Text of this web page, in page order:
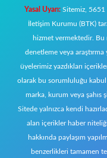
Yasal Uyarı: Sitemiz, 5651
İletişim Kurumu (BTK)
hizmet vermektedir.
denetleme veya
üyelerimiz yazdıkları
olarak bu sorumluluğu kabul
marka, kurum veya şahıs
Sitede yalnızca kendi
alan içerikler haber
hakkında paylaşım
benzerlikleri tamamen